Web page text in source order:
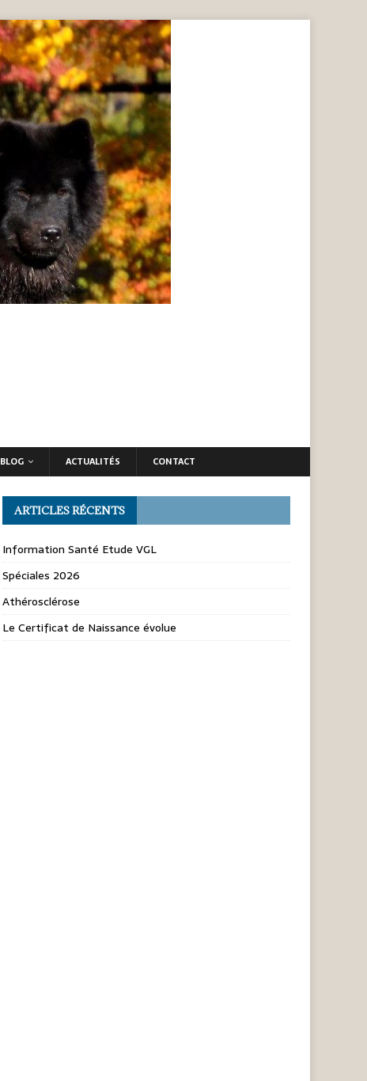
BLOG ACTUALITÉS CONTACT
ARTICLES RÉCENTS
Information Santé Etude VGL
Spéciales 2026
Athérosclérose
Le Certificat de Naissance évolue